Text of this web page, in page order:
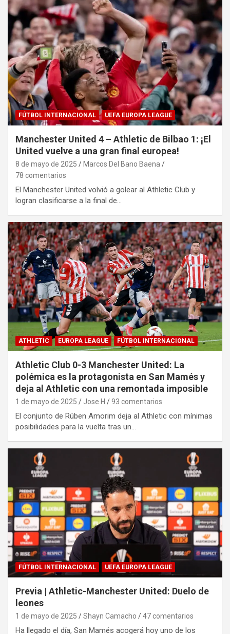
FÚTBOL INTERNACIONAL UEFA EUROPA LEAGUE
Manchester United 4 – Athletic de Bilbao 1: ¡El
United vuelve a una gran final europea!
8 de mayo de 2025
Marcos Del Bano Baena
78 comentarios
El Manchester United volvió a golear al Athletic Club y
logran clasificarse a la final de…
ATHLETIC EUROPA LEAGUE FÚTBOL INTERNACIONAL
Athletic Club 0-3 Manchester United: La
polémica es la protagonista en San Mamés y
deja al Athletic con una remontada imposible
1 de mayo de 2025 Jose H 93 comentarios
El conjunto de Rúben Amorim deja al Athletic con mínimas
posibilidades para la vuelta tras un…
FÚTBOL INTERNACIONAL UEFA EUROPA LEAGUE
Previa | Athletic-Manchester United: Duelo de
leones
1 de mayo de 2025 Shayn Camacho 47 comentarios
Ha llegado el día, San Mamés acogerá hoy uno de los